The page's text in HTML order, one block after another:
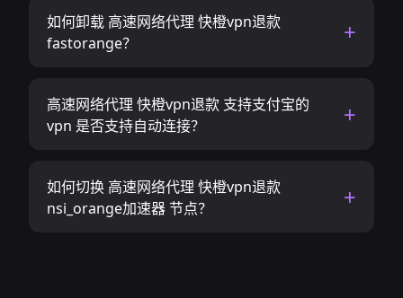
如何卸载 高速网络代理 快橙vpn退款
fastorange？
高速网络代理 快橙vpn退款 支持支付宝的
vpn 是否支持自动连接？
如何切换 高速网络代理 快橙vpn退款
nsi_orange加速器 节点？